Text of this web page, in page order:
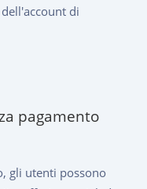
di
pagamento
gli utenti possono